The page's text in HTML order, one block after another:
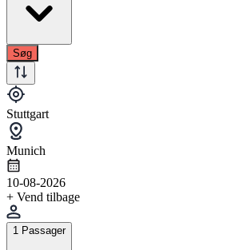
Søg
Stuttgart
Munich
10-08-2026
+ Vend tilbage
1 Passager